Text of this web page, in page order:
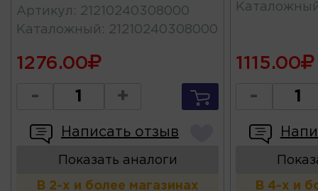
Артикул : 21210240308000
Каталожный : 21210240308000
1276.00
- +
Написать отзыв
Показать аналоги
В 2-х и более магазинах
1115.00
-
В 4-х и